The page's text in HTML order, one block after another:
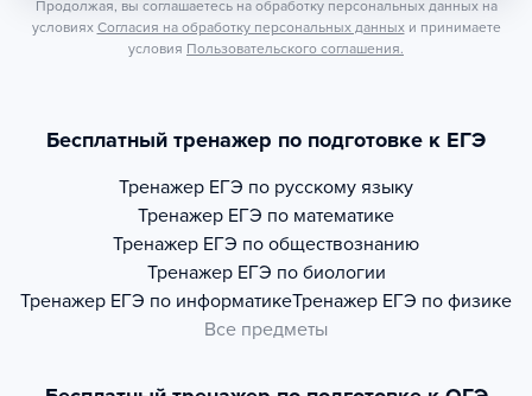
Продолжая, вы соглашаетесь на обработку персональных данных на
условиях Согласия на обработку персональных данных и принимаете
условия Пользовательского соглашения.
Бесплатный тренажер по подготовке к ЕГЭ
Тренажер ЕГЭ по русскому языку
Тренажер ЕГЭ по математике
Тренажер ЕГЭ по обществознанию
Тренажер ЕГЭ по биологии
Тренажер ЕГЭ по информатикеТренажер ЕГЭ по физике
Все предметы